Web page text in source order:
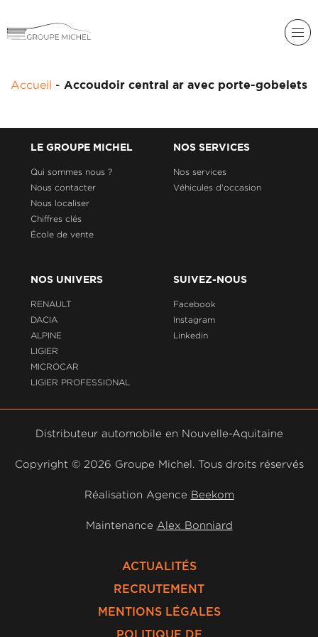
DACIA
LIGIER
MICROCAR
LIGIER
PROFESSIONAL
GROUPE
ACADÉMIE
HISTORIQUE
DU
MICHEL
Accueil - Accoudoir central ar avec porte-gobelets
LE GROUPE MICHEL
Qui sommes nous ?
Nous contacter
Nous localiser
Chiffres clés
École de vente
NOS SERVICES
Nos services
Véhicules d'occasion
NOS UNIVERS
RENAULT
DACIA
ALPINE
LIGIER
MICROCAR
LIGIER PROFESSIONAL
SUIVEZ-NOUS
Facebook
Instagram
Linkedin
Distributeur automobile en Nouvelle-Aquitaine
Copyright © 2026 Groupe Michel. Tous droits réservés
Réalisation Agence Beekom
Maintenance Alex Bonniard
ACTUALITÉS
RECRUTEMENT
MENTIONS LÉGALES